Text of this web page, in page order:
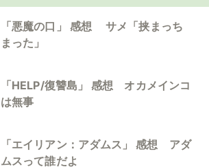
「悪魔の口」 感想 サメ「挟まっち
まった」
「HELP/復讐島」 感想 オカメインコ
は無事
「エイリアン：アダムス」 感想 アダ
ムスって誰だよ